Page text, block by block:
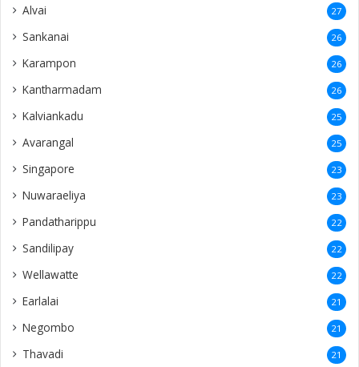
Alvai 27
Sankanai 26
Karampon 26
Kantharmadam 26
Kalviankadu 25
Avarangal 25
Singapore 23
Nuwaraeliya 23
Pandatharippu 22
Sandilipay 22
Wellawatte 22
Earlalai 21
Negombo 21
Thavadi 21